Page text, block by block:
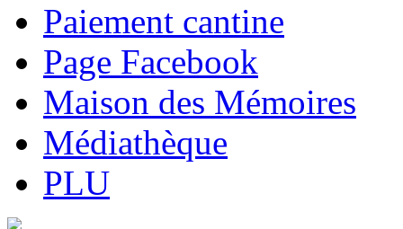
Paiement cantine
Page Facebook
Maison des Mémoires
Médiathèque
PLU